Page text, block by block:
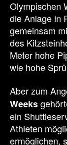
Olympischen
die Anlage in
gemeinsam
des
Meter hohe
wie hohe
Aber zum
Weeks
ein
Athleten
ermöglichen,